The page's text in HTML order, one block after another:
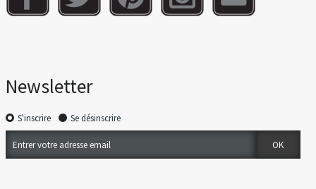
Newsletter
S'inscrire Se désinscrire